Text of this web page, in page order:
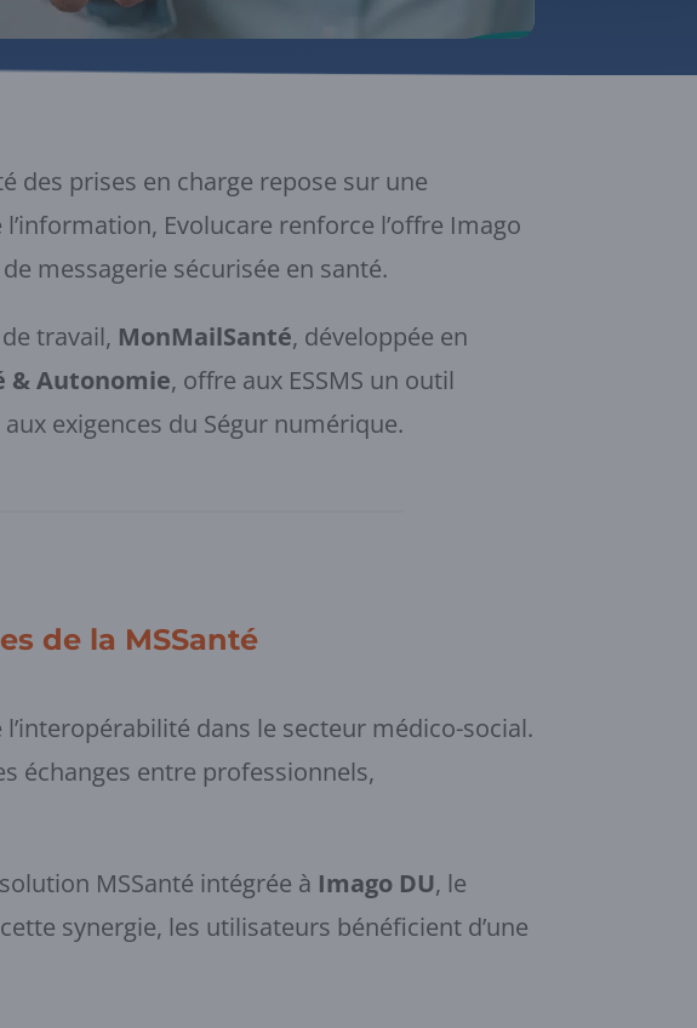
des prises en charge repose sur une
Evolucare renforce l’offre Imago
messagerie sécurisée en santé.
travail, MonMailSanté, développée en
& Autonomie, offre aux ESSMS un outil
exigences du Ségur numérique.
de la MSSanté
dans le secteur médico-social.
échanges entre professionnels,
MSSanté intégrée à Imago DU, le
synergie, les utilisateurs bénéficient d’une